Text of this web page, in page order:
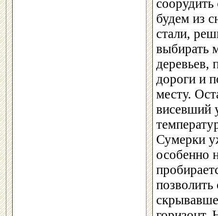
будем из
стали,
выбирать
деревьев,
дороги и
месту.
висевший
Сумерки
особенно
позволить